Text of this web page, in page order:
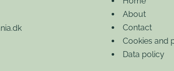
About
Contact
Cookies and
Data policy